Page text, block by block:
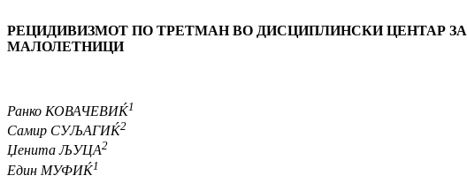
РЕЦИДИВИЗМОТ ПО ТРЕТМАН ВО ДИСЦИПЛИНСКИ ЦЕНТАР ЗА
МАЛОЛЕТНИЦИ
Ранко КОВАЧЕВИЌ1
Самир СУЉАГИЌ2
Џенита ЉУЦА2
Един МУФИЌ1